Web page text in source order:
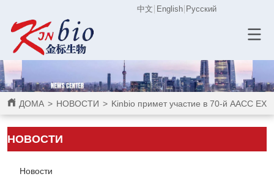
中文 English Русский
ДОМА > НОВОСТИ > Kinbio примет участие в 70-й AACC
НОВОСТИ
Новости